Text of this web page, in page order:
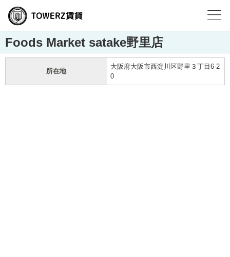
Foods Market satake野里店
所在地
大阪府大阪市西淀川区野里３丁目6-2
0